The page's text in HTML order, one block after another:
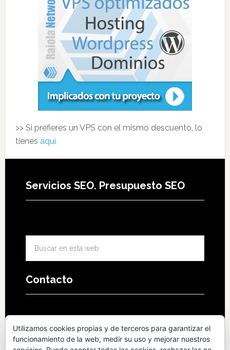
>> Si prefieres un VPS con el mismo descuento, lo
tienes aquí
Servicios SEO. Presupuesto SEO
Contacto
Copyright © 2026 · Julio Romero · info@julioromero.net ·
Utilizamos cookies propias y de terceros para garantizar el
funcionamiento de la web, medir su uso y mejorar nuestros